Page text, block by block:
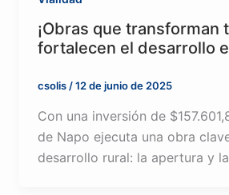
¡Obras que transforman
fortalecen el desarrollo
csolis/12 de junio de 2025
Con una inversión de
de Napo ejecuta una obra
desarrollo rural: la apertura y